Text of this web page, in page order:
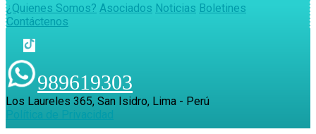
¿Quienes Somos? Asociados Noticias Boletines
Contáctenos
989619303
Los Laureles 365, San Isidro, Lima - Perú
Política de Privacidad